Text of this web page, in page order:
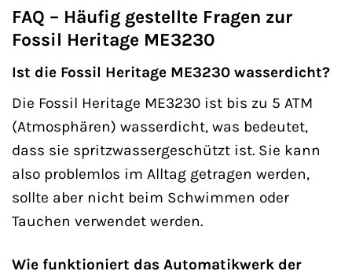
FAQ – Häufig gestellte Fragen zur
Fossil Heritage ME3230
Ist die Fossil Heritage ME3230 wasserdicht?
Die Fossil Heritage ME3230 ist bis zu 5 ATM
(Atmosphären) wasserdicht, was bedeutet,
dass sie spritzwassergeschützt ist. Sie kann
also problemlos im Alltag getragen werden,
sollte aber nicht beim Schwimmen oder
Tauchen verwendet werden.
Wie funktioniert das Automatikwerk der